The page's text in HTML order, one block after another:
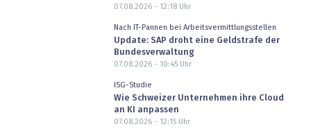
07.08.2026 - 12:18Uhr
Nach IT-Pannen bei Arbeitsvermittlungsstellen
Update: SAP droht eine Geldstrafe der
Bundesverwaltung
07.08.2026 - 10:45Uhr
ISG-Studie
Wie Schweizer Unternehmen ihre Cloud
an KI anpassen
07.08.2026 - 12:15Uhr